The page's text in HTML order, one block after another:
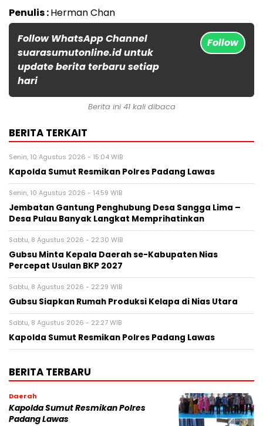
Penulis :Herman Chan
Follow WhatsApp Channel
suarasumutonline.id untuk
update berita terbaru setiap
hari
Follow
Berita ini 41 kali dibaca
BERITA TERKAIT
Senin, 10 Agustus 2026 - 15:04 WIB
Kapolda Sumut Resmikan Polres Padang Lawas
Senin, 10 Agustus 2026 - 14:59 WIB
Jembatan Gantung Penghubung Desa Sangga Lima –
Desa Pulau Banyak Langkat Memprihatinkan
Sabtu, 8 Agustus 2026 - 22:30 WIB
Gubsu Minta Kepala Daerah se-Kabupaten Nias
Percepat Usulan BKP 2027
Sabtu, 8 Agustus 2026 - 22:29 WIB
Gubsu Siapkan Rumah Produksi Kelapa di Nias Utara
Sabtu, 8 Agustus 2026 - 22:27 WIB
Kapolda Sumut Resmikan Polres Padang Lawas
BERITA TERBARU
Daerah
Kapolda Sumut Resmikan Polres
Padang Lawas